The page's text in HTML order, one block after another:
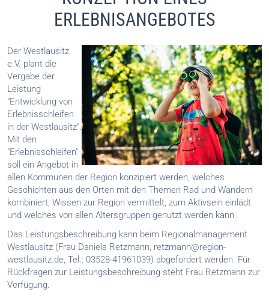
ERLEBNISANGEBOTES
Der Westlausitz
e.V. plant die
Vergabe der
Leistung
"Entwicklung von
Erlebnisschleifen
in der Westlausitz".
Mit den
"Erlebnisschleifen"
soll ein Angebot in
allen Kommunen der Region konzipiert werden, welches
Geschichten aus den Orten mit den Themen Rad und Wandern
kombiniert, Wissen zur Region vermittelt, zum Aktivsein einlädt
und welches von allen Altersgruppen genutzt werden kann.
Das Leistungsbeschreibung kann beim Regionalmanagement
Westlausitz (Frau Daniela Retzmann, retzmann@region-
westlausitz.de, Tel.: 03528-41961039) abgefordert werden. Für
Rückfragen zur Leistungsbeschreibung steht Frau Retzmann zur
Verfügung.